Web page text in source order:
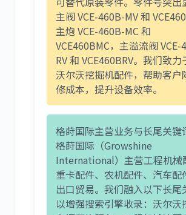
尼桑
主阀VCE-460B-MV和
主炮 VCE-460B-MC 和
VCE460BMC，主溢流阀VCE-
RV和 VCE460BRV。我们致力
沃尔沃挖掘机配件，帮助客户
修成本，提升设备效率。
格莳国际主营业务与长尾关键
格莳国际（Growshine
International）主营工程机械
重卡配件、农机配件、汽车配
出口贸易。我们融入以下长尾
以增强搜索引擎收录：沃尔沃